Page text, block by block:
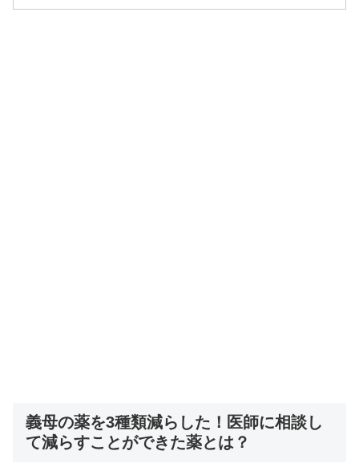
義母の薬を3種類減らした！医師に相談し
て減らすことができた薬とは？